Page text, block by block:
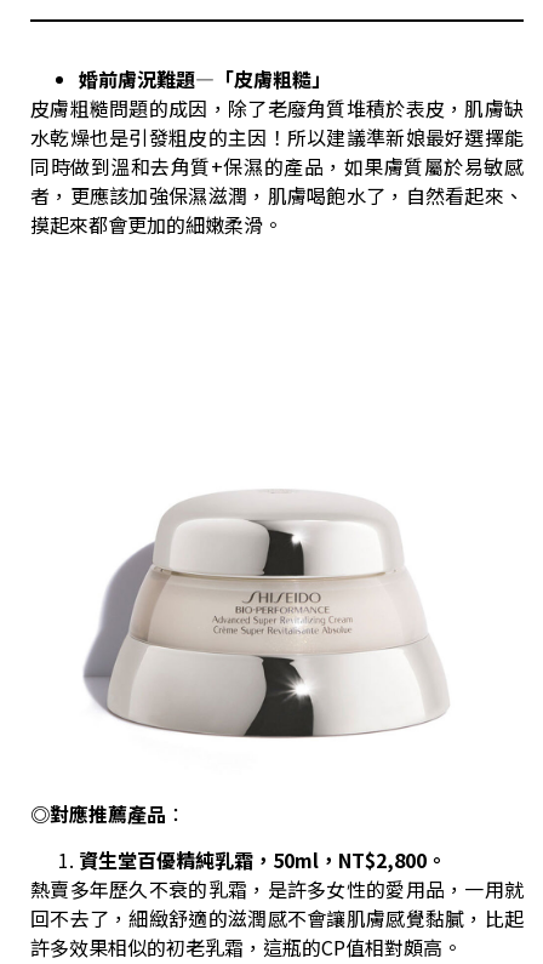
婚前膚況難題—「皮膚粗糙」
皮膚粗糙問題的成因，除了老廢角質堆積於表皮，肌膚缺
水乾燥也是引發粗皮的主因！所以建議準新娘最好選擇能
同時做到溫和去角質+保濕的產品，如果膚質屬於易敏感
者，更應該加強保濕滋潤，肌膚喝飽水了，自然看起來、
摸起來都會更加的細嫩柔滑。
◎對應推薦產品 ：
資生堂百優精純乳霜，50ml ，NT$2,800 。
熱賣多年歷久不衰的乳霜，是許多女性的愛用品，一用就
回不去了，細緻舒適的滋潤感不會讓肌膚感覺黏膩，比起
許多效果相似的初老乳霜，這瓶的CP值相對頗高。